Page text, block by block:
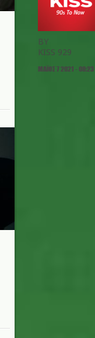
BY
KISS 929
ΜΆΙΟΣ 7 2021 - 08:23